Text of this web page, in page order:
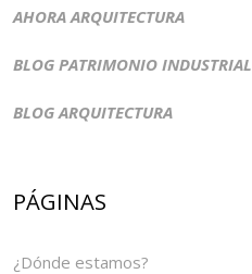
AHORA ARQUITECTURA
BLOG PATRIMONIO INDUSTRIAL
BLOG ARQUITECTURA
PÁGINAS
¿Dónde estamos?